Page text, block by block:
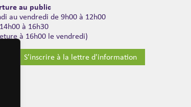
au public
au vendredi de 9h00 à 12h00
à 16h30
à 16h00 le vendredi)
S’inscrire à la lettre d'information